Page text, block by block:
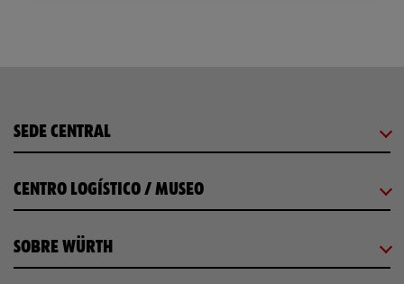
SEDE CENTRAL
CENTRO LOGÍSTICO / MUSEO
SOBRE WÜRTH